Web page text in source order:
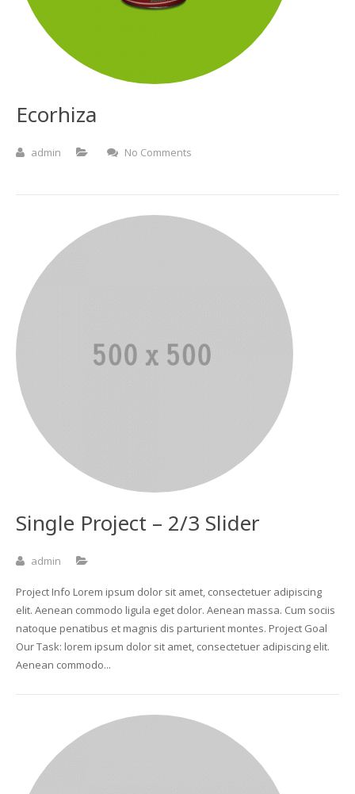
Ecorhiza
admin No Comments
Single Project – 2/3 Slider
admin
Project Info Lorem ipsum dolor sit amet, consectetuer adipiscing
elit. Aenean commodo ligula eget dolor. Aenean massa. Cum sociis
natoque penatibus et magnis dis parturient montes. Project Goal
Our Task: lorem ipsum dolor sit amet, consectetuer adipiscing elit.
Aenean commodo...